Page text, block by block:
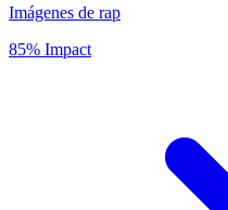
Imágenes de rap
85% Impact